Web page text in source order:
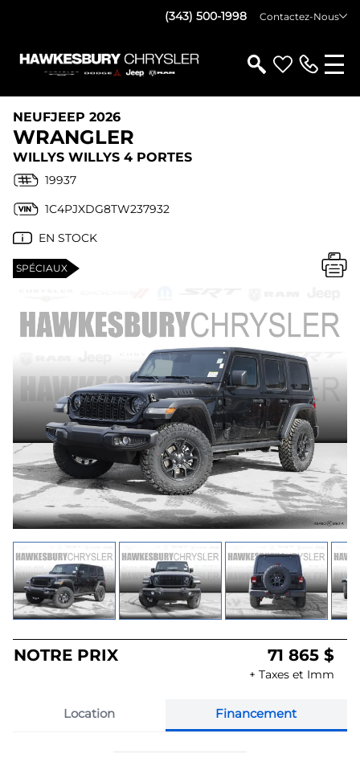
(343) 500-1998 Contactez-Nous
NEUFJEEP 2026
WRANGLER
WILLYS WILLYS 4 PORTES
19937
1C4PJXDG8TW237932
EN STOCK
SPÉCIAUX
NOTRE PRIX 71 865 $
+ Taxes et Imm
Location Financement